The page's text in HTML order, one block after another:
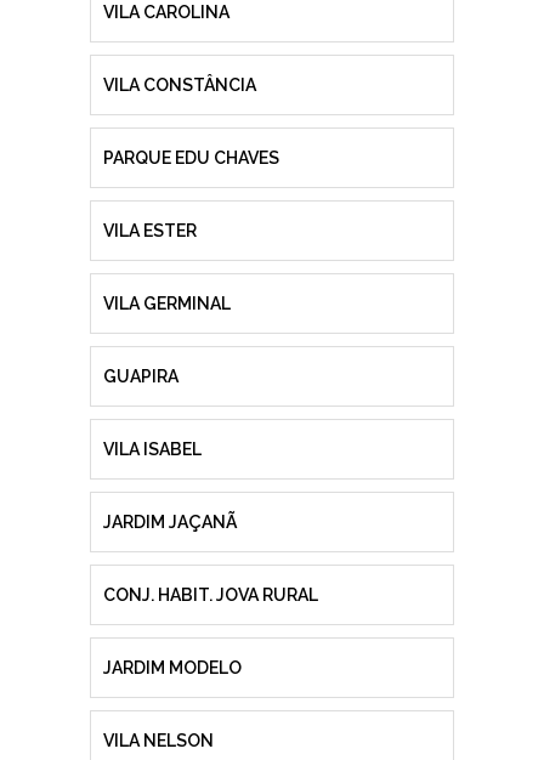
VILA CAROLINA
VILA CONSTÂNCIA
PARQUE EDU CHAVES
VILA ESTER
VILA GERMINAL
GUAPIRA
VILA ISABEL
JARDIM JAÇANÃ
CONJ. HABIT. JOVA RURAL
JARDIM MODELO
VILA NELSON